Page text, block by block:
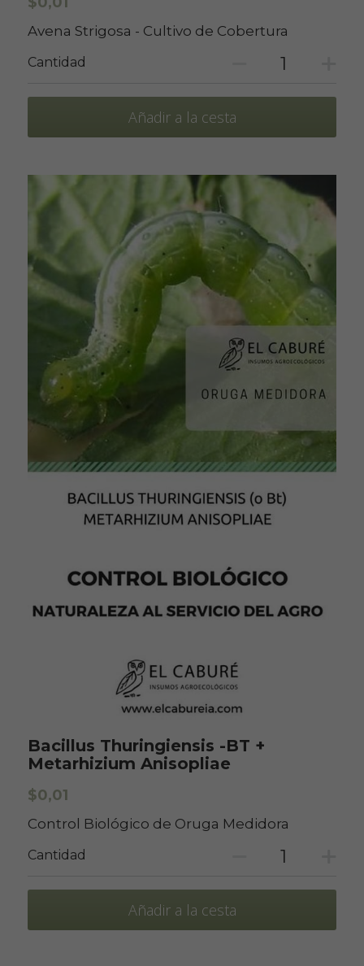
Avena Strigosa - Cultivo de Cobertura
Cantidad
Añadir a la cesta
Bacillus Thuringiensis -BT +
Metarhizium Anisopliae
$0,01
Control Biológico de Oruga Medidora
Cantidad
Añadir a la cesta